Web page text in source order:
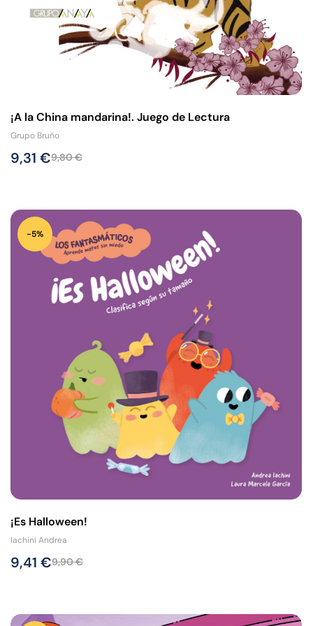
¡A la China mandarina!. Juego de Lectura
Grupo Bruño
9,80€
9,31 €
-5%
¡Es Halloween!
Iachini Andrea
9,90€
9,41 €